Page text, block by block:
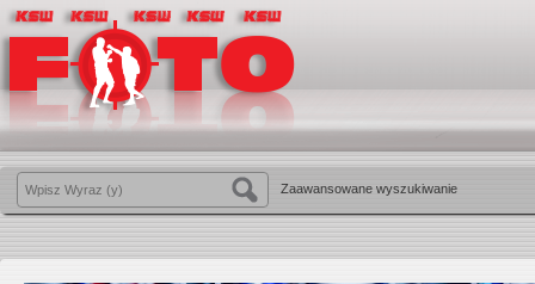
Zaawansowane wyszukiwanie